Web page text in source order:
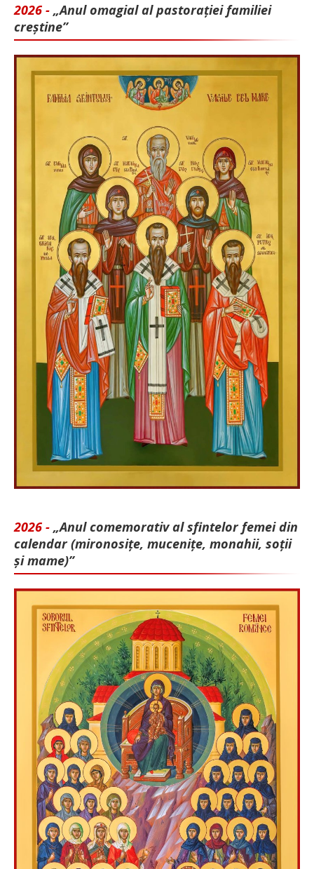
2026 - „Anul omagial al pastorației familiei
creștine”
2026 - „Anul comemorativ al sfintelor femei din
calendar (mironosițe, mu­cenițe, monahii, soții
și mame)”